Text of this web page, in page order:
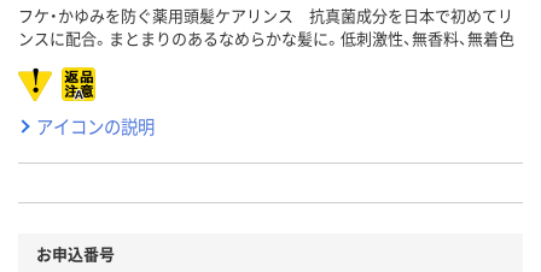
フケ・かゆみを防ぐ薬用頭髪ケアリンス 抗真菌成分を日本で初めてリ
ンスに配合。まとまりのあるなめらかな髪に。低刺激性、無香料、無着色
アイコンの説明
お申込番号